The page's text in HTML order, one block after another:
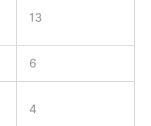
13
6
4